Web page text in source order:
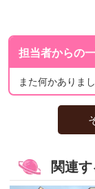
担当者からの
また何かありま
関連